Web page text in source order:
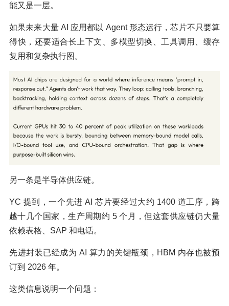
能又是一层。
如果未来大量 AI 应用都以 Agent 形态运行，芯片不只要算
得快，还要适合长上下文、多模型切换、工具调用、缓存
复用和复杂执行图。
另一条是半导体供应链。
YC 提到，一个先进 AI 芯片要经过大约 1400 道工序，跨
越十几个国家，生产周期约 5 个月，但这套供应链仍大量
依赖表格、SAP 和电话。
先进封装已经成为 AI 算力的关键瓶颈，HBM 内存也被预
订到 2026 年。
这类信息说明一个问题：